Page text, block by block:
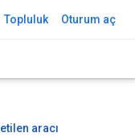
Topluluk Oturum aç
aracı